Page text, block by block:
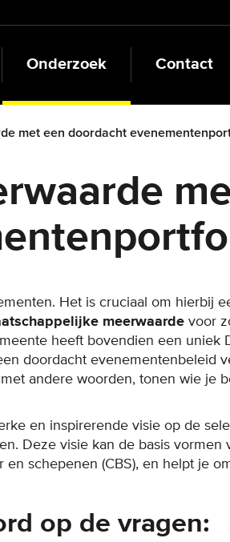
Onderzoek Contact
met een doordacht
Het is cruciaal om hierbij
meerwaarde voor
heeft bovendien een uniek
doordacht evenementenbeleid
andere woorden, tonen wie je
en inspirerende visie op de
Deze visie kan de basis vormen
schepenen (CBS), en helpt je
op de vragen: